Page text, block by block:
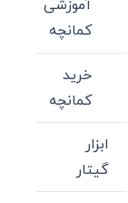
آموزشی
کمانچه
خرید
کمانچه
ابزار
گیتار